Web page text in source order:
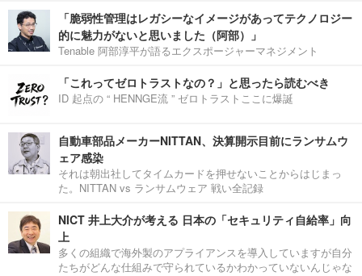
「脆弱性管理はレガシーなイメージがあってテクノロジー
的に魅力がないと思いました（阿部）」
Tenable 阿部淳平が語るエクスポージャーマネジメント
「これってゼロトラストなの？」と思ったら読むべき
ID 起点の “ HENNGE流 ” ゼロトラストここに爆誕
自動車部品メーカーNITTAN、決算開示目前にランサムウ
ェア感染
それは朝出社してタイムカードを押せないことからはじまっ
た。NITTAN vs ランサムウェア 戦い全記録
NICT 井上大介が考える 日本の「セキュリティ自給率」向
上
多くの組織で海外製のアプライアンスを導入していますが自分
たちがどんな仕組みで守られているかわかっていないんじゃな